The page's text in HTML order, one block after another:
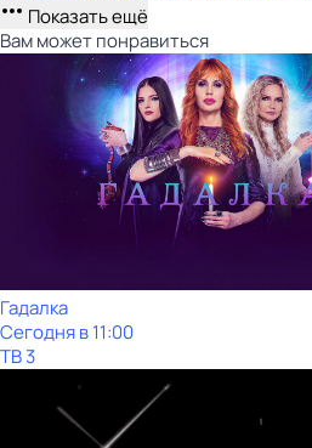
Показать ещё
Вам может понравиться
Гадалка
Сегодня в 11:00
ТВ 3